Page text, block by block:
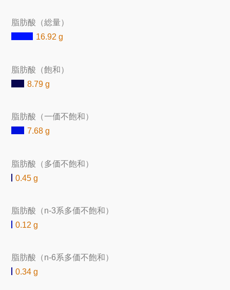
脂肪酸（総量）
16.92 g
脂肪酸（飽和）
8.79 g
脂肪酸（一価不飽和）
7.68 g
脂肪酸（多価不飽和）
0.45 g
脂肪酸（n-3系多価不飽和）
0.12 g
脂肪酸（n-6系多価不飽和）
0.34 g